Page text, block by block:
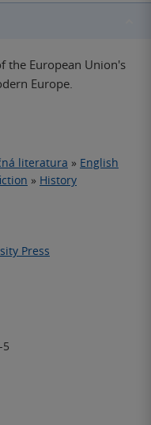
the European Union's
Europe.
literatura » English
» History
Press
5